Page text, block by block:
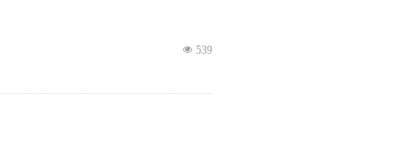
넶 539